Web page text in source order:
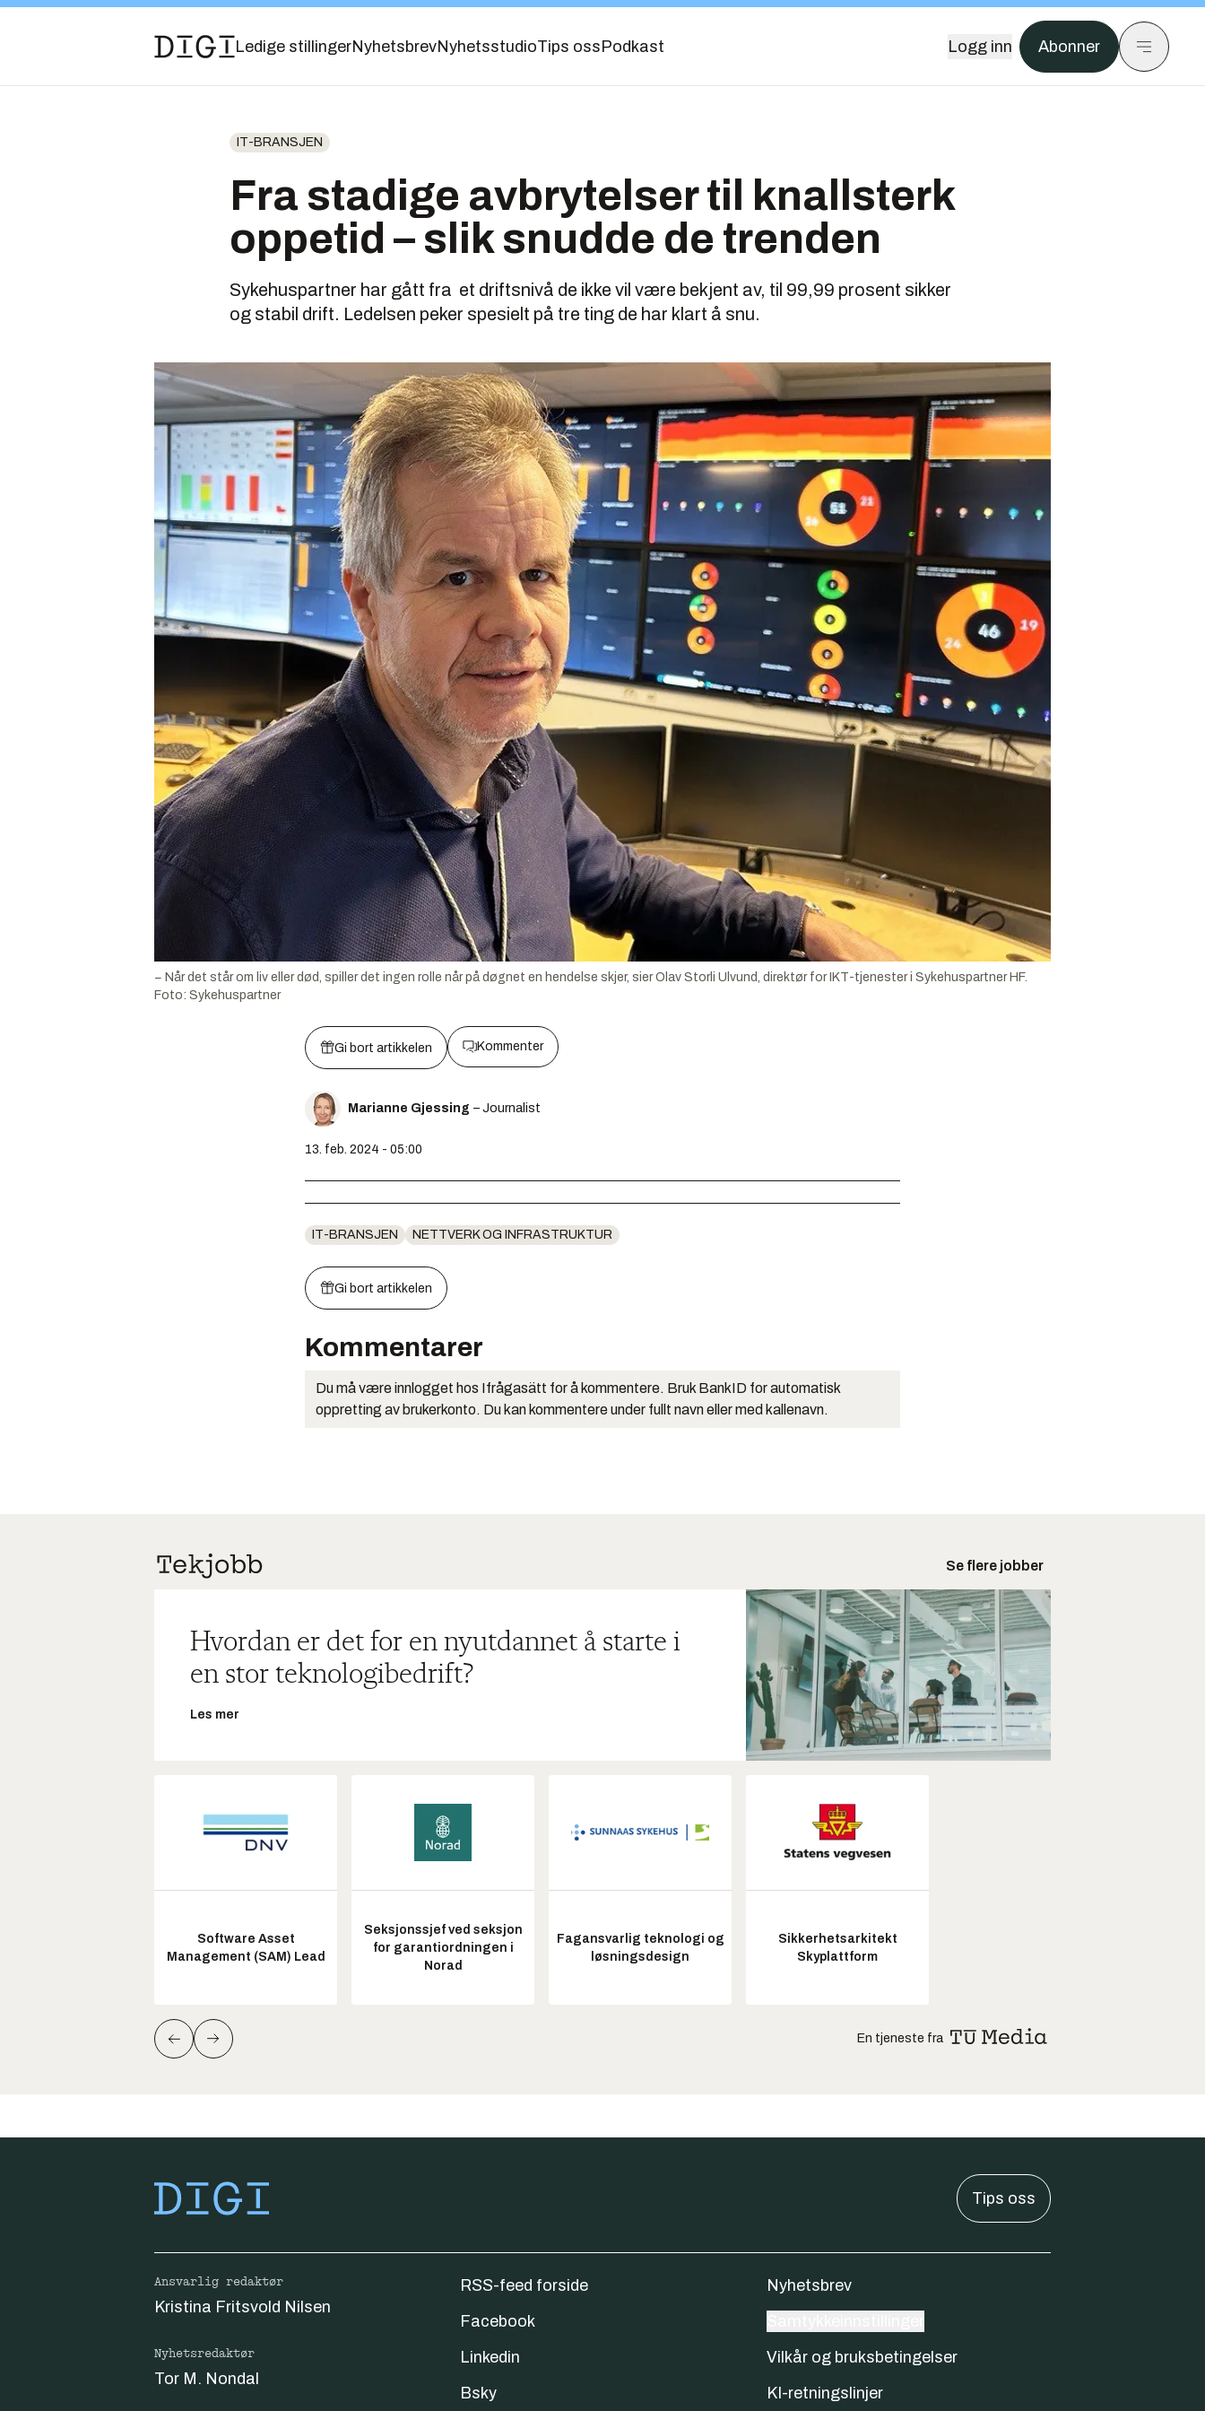
Ledige stillingerNyhetsbrevNyhetsstudioTips oss Podkast Logg inn Abonner
IT-BRANSJEN
Fra stadige avbrytelser til knallsterk
oppetid – slik snudde de trenden
Sykehuspartner har gått fra et driftsnivå de ikke vil være bekjent av, til 99,99 prosent sikker
og stabil drift. Ledelsen peker spesielt på tre ting de har klart å snu.
− Når det står om liv eller død, spiller det ingen rolle når på døgnet en hendelse skjer, sier Olav Storli Ulvund, direktør for IKT-tjenester i Sykehuspartner HF.
Foto: Sykehuspartner
Gi bort artikkelen Kommenter
Marianne Gjessing – Journalist
13. feb. 2024 - 05:00
IT-BRANSJEN NETTVERK OG INFRASTRUKTUR
Gi bort artikkelen
Kommentarer
Du må være innlogget hos Ifrågasätt for å kommentere. Bruk BankID for automatisk
oppretting av brukerkonto. Du kan kommentere under fullt navn eller med kallenavn.
Se flere jobber
Hvordan er det for en nyutdannet å starte i
en stor teknologibedrift?
Les mer
Software Asset
Management (SAM) Lead
Seksjonssjef ved seksjon
for garantiordningen i
Norad
Fagansvarlig teknologi og
løsningsdesign
Sikkerhetsarkitekt
Skyplattform
En tjeneste fra
Tips oss
Ansvarlig redaktør
Kristina Fritsvold Nilsen
Nyhetsredaktør
Tor M. Nondal
RSS-feed forside
Facebook
Linkedin
Bsky
Nyhetsbrev
Vilkår og bruksbetingelser
KI-retningslinjer